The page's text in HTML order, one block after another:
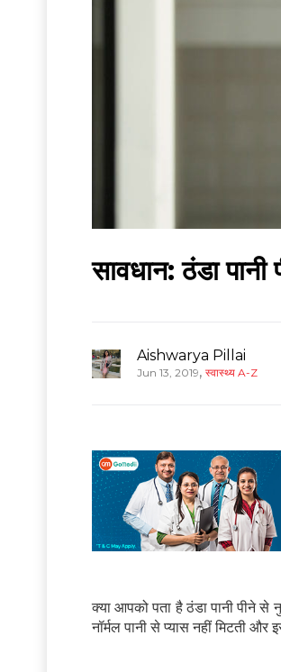
सावधान: ठंडा
Aishwarya Pillai
Jun 13, 2019, स्वास्थ्य A-Z
क्या आपको पता है ठंडा पानी पीने
नॉर्मल पानी से प्यास नहीं मिटती और